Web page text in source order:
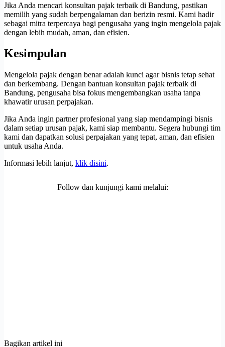
Jika Anda mencari konsultan pajak terbaik di Bandung, pastikan
memilih yang sudah berpengalaman dan berizin resmi. Kami hadir
sebagai mitra terpercaya bagi pengusaha yang ingin mengelola pajak
dengan lebih mudah, aman, dan efisien.
Kesimpulan
Mengelola pajak dengan benar adalah kunci agar bisnis tetap sehat
dan berkembang. Dengan bantuan konsultan pajak terbaik di
Bandung, pengusaha bisa fokus mengembangkan usaha tanpa
khawatir urusan perpajakan.
Jika Anda ingin partner profesional yang siap mendampingi bisnis
dalam setiap urusan pajak, kami siap membantu. Segera hubungi tim
kami dan dapatkan solusi perpajakan yang tepat, aman, dan efisien
untuk usaha Anda.
Informasi lebih lanjut, klik disini.
Follow dan kunjungi kami melalui:
Bagikan artikel ini